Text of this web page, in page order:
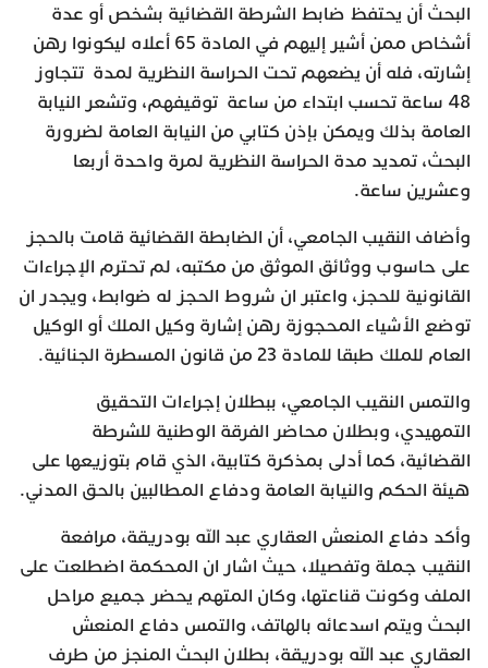
البحث أن يحتفظ ضابط الشرطة القضائية بشخص أو عدة
أشخاص ممن أشير إليهم في المادة 65 أعلاه ليكونوا رهن
إشارته، فله أن يضعهم تحت الحراسة النظرية لمدة تتجاوز
48 ساعة تحسب ابتداء من ساعة توقيفهم، وتشعر النيابة
العامة بذلك ويمكن بإذن كتابي من النيابة العامة لضرورة
البحث، تمديد مدة الحراسة النظرية لمرة واحدة أربعا
وعشرين ساعة.
وأضاف النقيب الجامعي، أن الضابطة القضائية قامت بالحجز
على حاسوب ووثائق الموثق من مكتبه، لم تحترم الإجراءات
القانونية للحجز، واعتبر ان شروط الحجز له ضوابط، ويجدر ان
توضع الأشياء المحجوزة رهن إشارة وكيل الملك أو الوكيل
العام للملك طبقا للمادة 23 من قانون المسطرة الجنائية.
والتمس النقيب الجامعي، ببطلان إجراءات التحقيق
التمهيدي، وبطلان محاضر الفرقة الوطنية للشرطة
القضائية، كما أدلى بمذكرة كتابية، الذي قام بتوزيعها على
هيئة الحكم والنيابة العامة ودفاع المطالبين بالحق المدني.
وأكد دفاع المنعش العقاري عبد الله بودريقة، مرافعة
النقيب جملة وتفصيلا، حيث اشار ان المحكمة اضطلعت على
الملف وكونت قناعتها، وكان المتهم يحضر جميع مراحل
البحث ويتم اسدعائه بالهاتف، والتمس دفاع المنعش
العقاري عبد الله بودريقة، بطلان البحث المنجز من طرف